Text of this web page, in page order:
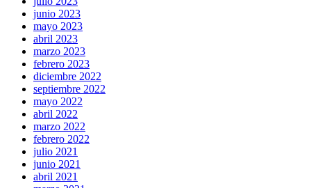
junio 2023
mayo 2023
abril 2023
marzo 2023
febrero 2023
diciembre 2022
septiembre 2022
mayo 2022
abril 2022
marzo 2022
febrero 2022
julio 2021
junio 2021
abril 2021